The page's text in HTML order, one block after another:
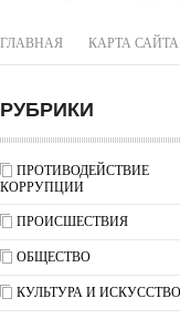
ГЛАВНАЯ КАРТА САЙТА
РУБРИКИ
ПРОТИВОДЕЙСТВИЕ
КОРРУПЦИИ
ПРОИСШЕСТВИЯ
ОБЩЕСТВО
КУЛЬТУРА И ИСКУССТВО